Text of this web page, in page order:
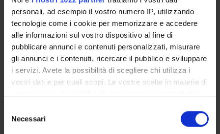
personali, ad esempio il vostro numero IP, utilizzando
tecnologie come i cookie per memorizzare e accedere
alle informazioni sul vostro dispositivo al fine di
pubblicare annunci e contenuti personalizzati, misurare
gli annunci e i contenuti, ricercare il pubblico e sviluppare
i servizi. Avete la possibilità di scegliere chi utilizza i
vostri dati e per quali scopi. Le vostre scelte in materia di
modificare o revocare il proprio consenso in qualsiasi
momento dalla Dichiarazione sui cookie o facendo clic
delNecessari
Marco Ciulu
Member
Barbara Simonato
Member
Francesco Trambaioli